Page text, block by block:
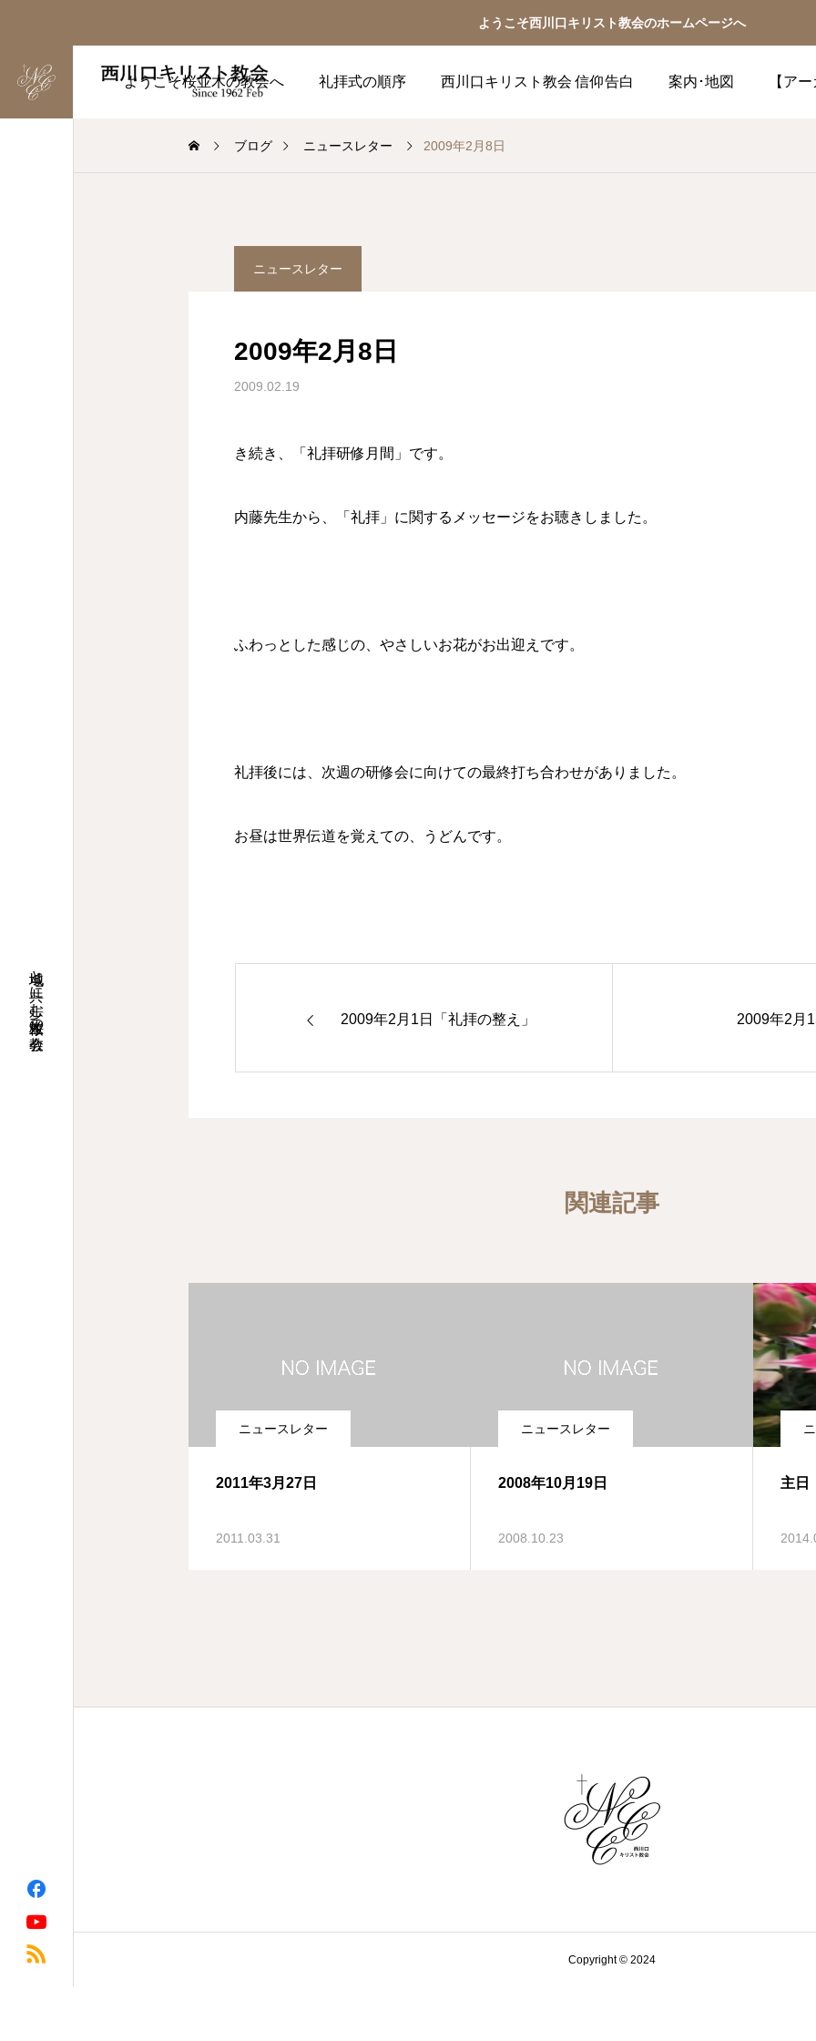
ようこそ西川口キリスト教会のホームページへ
ようこそ桜並木の教会へ 礼拝式の順序 西川口キリスト教会 信仰告白 案内･地図 【ア
地域と共に歩む桜並木の教会
ブログ ニュースレター 2009年2月8日
ニュースレター
2009年2月8日
2009.02.19
き続き、「礼拝研修月間」です。
内藤先生から、「礼拝」に関するメッセージをお聴きしました。
ふわっとした感じの、やさしいお花がお出迎えです。
礼拝後には、次週の研修会に向けての最終打ち合わせがありました。
お昼は世界伝道を覚えての、うどんです。
2009年2月1日「礼拝の整え」 2009年2月
関連記事
ニュースレター
2011年3月27日
2011.03.31
ニュースレター
2008年10月19日
2008.10.23
主日
Copyright © 2024